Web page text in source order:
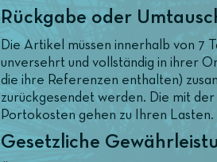
Rückgabe oder
Die Artikel müssen innerhalb von 7
unversehrt und vollständig in ihrer
die ihre Referenzen enthalten)
zurückgesendet werden. Die mit
Portokosten gehen zu Ihren Lasten.
Gesetzliche